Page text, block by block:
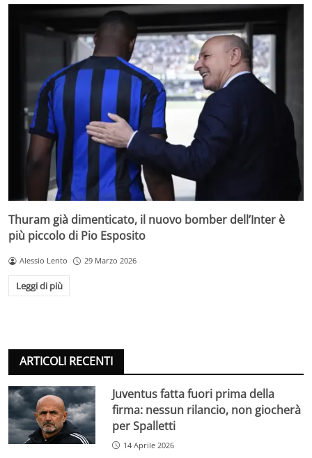
Thuram già dimenticato, il nuovo bomber dell’Inter è
più piccolo di Pio Esposito
Alessio Lento 29 Marzo 2026
Leggi di più
ARTICOLI RECENTI
Juventus fatta fuori prima della
firma: nessun rilancio, non giocherà
per Spalletti
14 Aprile 2026